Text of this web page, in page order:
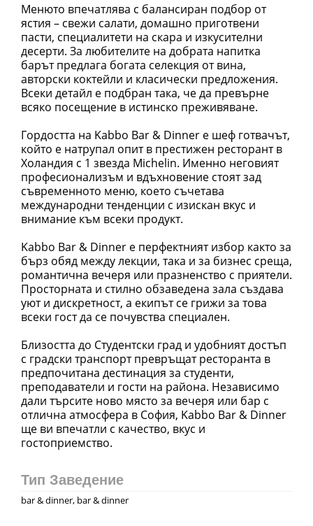
Менюто впечатлява с балансиран подбор от
ястия – свежи салати, домашно приготвени
пасти, специалитети на скара и изкусителни
десерти. За любителите на добрата напитка
барът предлага богата селекция от вина,
авторски коктейли и класически предложения.
Всеки детайл е подбран така, че да превърне
всяко посещение в истинско преживяване.
Гордостта на Kabbo Bar & Dinner е шеф готвачът,
който е натрупал опит в престижен ресторант в
Холандия с 1 звезда Michelin. Именно неговият
професионализъм и вдъхновение стоят зад
съвременното меню, което съчетава
международни тенденции с изискан вкус и
внимание към всеки продукт.
Kabbo Bar & Dinner е перфектният избор както за
бърз обяд между лекции, така и за бизнес среща,
романтична вечеря или празненство с приятели.
Просторната и стилно обзаведена зала създава
уют и дискретност, а екипът се грижи за това
всеки гост да се почувства специален.
Близостта до Студентски град и удобният достъп
с градски транспорт превръщат ресторанта в
предпочитана дестинация за студенти,
преподаватели и гости на района. Независимо
дали търсите ново място за вечеря или бар с
отлична атмосфера в София, Kabbo Bar & Dinner
ще ви впечатли с качество, вкус и
гостоприемство.
Тип Заведение
bar & dinner, bar & dinner